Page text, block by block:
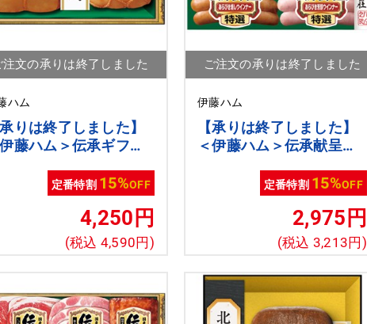
注文の承りは終了しました
ハム
りは終了しました】
藤ハム＞伝承ギフト
定番特割 15%OFF
4,250円
(税込 4,590円)
ご注文の承りは終了しました
伊藤ハム
【承りは終了しました】
＜伊藤ハム＞伝承献呈ギ
定番特割 15%OFF
2,975円
(税込 3,213円)